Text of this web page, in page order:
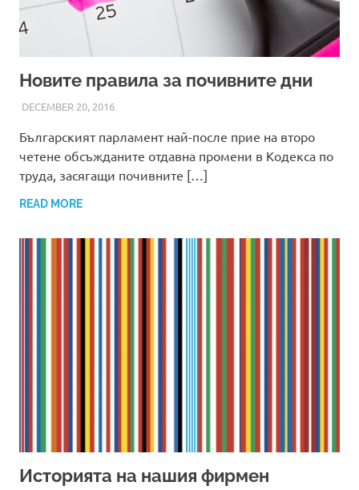
Новите правила за почивните дни
DECEMBER 20, 2016ADMIN
Българският парламент най-после прие на второ
четене обсъжданите отдавна промени в Кодекса по
труда, засягащи почивните […]
READ MORE
Историята на нашия фирмен